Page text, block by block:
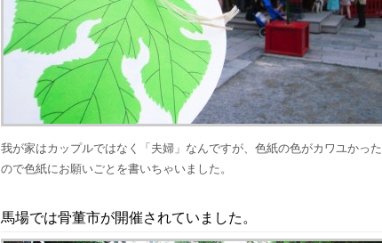
我が家はカップルではなく「夫婦」なんですが、色紙の色がカワユかった
ので色紙にお願いごとを書いちゃいました。
馬場では骨董市が開催されていました。